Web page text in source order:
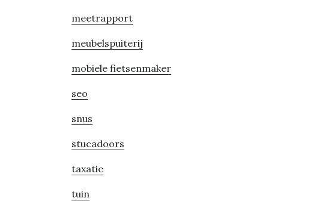
meetrapport
meubelspuiterij
mobiele fietsenmaker
seo
snus
stucadoors
taxatie
tuin